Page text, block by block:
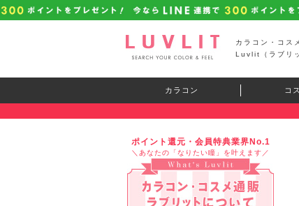
カラコン・コス
Luvlit（ラブリ
カラコン コ
ポイント還元・会員特典業界No.1
＼あなたの「なりたい瞳」を叶えます／